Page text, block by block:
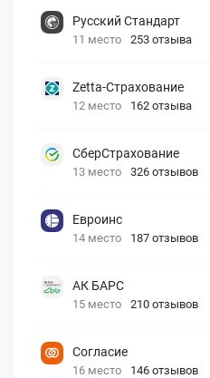
Русский Стандарт
11 место 253 отзыва
Zetta-Страхование
12 место 162 отзыва
СберСтрахование
13 место 326 отзывов
Евроинс
14 место 187 отзывов
АК БАРС
15 место 210 отзывов
Согласие
16 место 146 отзывов